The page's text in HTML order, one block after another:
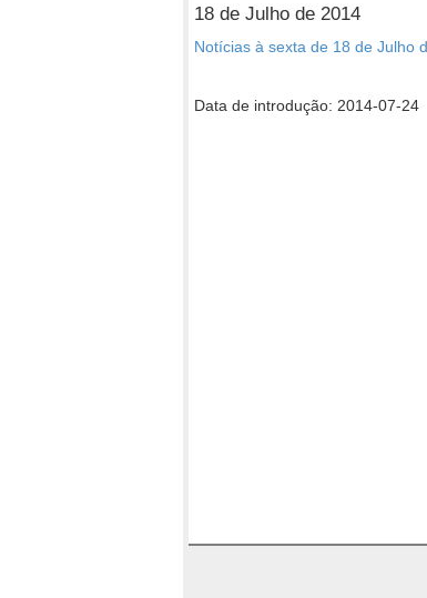
18 de Julho de 2014
Notícias à sexta de 18 de Julho
Data de introdução: 2014-07-24